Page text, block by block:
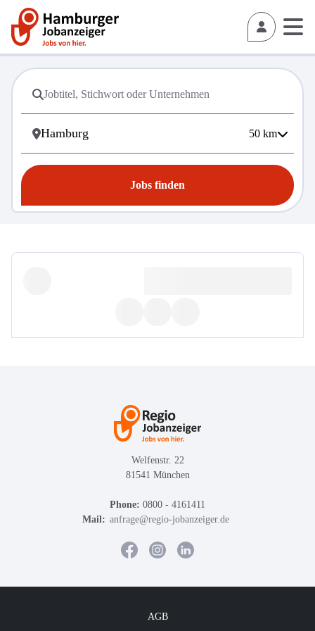
50 km
Jobs finden
Welfenstr. 22
81541 München
Phone: 0800 - 4161411
Mail: anfrage@regio-jobanzeiger.de
AGB